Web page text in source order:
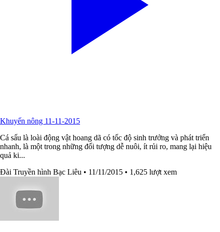
Khuyến nông 11-11-2015
Cá sấu là loài động vật hoang dã có tốc độ sinh trưởng và phát triển
nhanh, là một trong những đối tượng dễ nuôi, ít rủi ro, mang lại hiệu
quả ki...
Đài Truyền hình Bạc Liêu • 11/11/2015 • 1,625 lượt xem